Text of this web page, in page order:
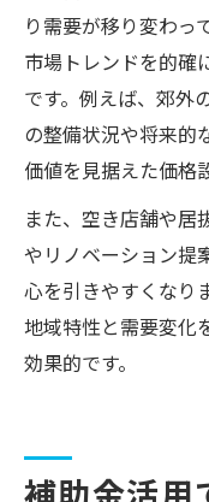
り需要が移り変わっ
市場トレンドを的確
です。例えば、郊外
の整備状況や将来的
価値を見据えた価格
また、空き店舗や居
やリノベーション提
心を引きやすくなり
地域特性と需要変化
効果的です。